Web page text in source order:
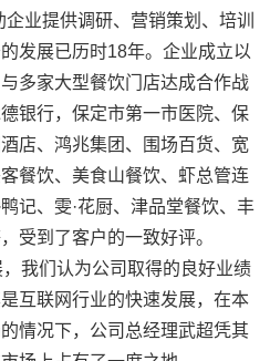
业提供调研、营销策划、培训
发展已历时18年。企业成立以
多家大型餐饮门店达成合作战
银行，保定市第一市医院、保
店、鸿兆集团、围场百货、宽
餐饮、美食山餐饮、虾总管连
记、雯·花厨、津品堂餐饮、丰
受到了客户的一致好评。
们认为公司取得的良好业绩
互联网行业的快速发展，在本
情况下，公司总经理武超凭其